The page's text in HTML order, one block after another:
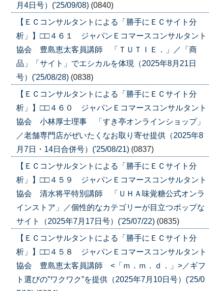
月4日号）('25/09/08) (0840)
【ＥＣコンサルタントによる「勝手にＥＣサイト分
析」】□□４６１ ジャパンＥコマースコンサルタント
協会 豊島恵太客員講師 「ＴＵＴＩＥ．」／「商
品」「サイト」でエシカルを体現（2025年8月21日
号）('25/08/28) (0838)
【ＥＣコンサルタントによる「勝手にＥＣサイト分
析」】□□４６０ ジャパンＥコマースコンサルタント
協会 小林厚士理事 「すき亭オンラインショップ」
／老舗専門店がぜいたくなお取り寄せ提供（2025年8
月7日・14日合併号）('25/08/21) (0837)
【ＥＣコンサルタントによる「勝手にＥＣサイト分
析」】□□４５９ ジャパンＥコマースコンサルタント
協会 清水将平特別講師 「ＵＨＡ味覚糖公式オンラ
インストア」／個性的なカテゴリーが目立つポップな
サイト（2025年7月17日号）('25/07/22) (0835)
【ＥＣコンサルタントによる「勝手にＥＣサイト分
析」】□□４５８ ジャパンＥコマースコンサルタント
協会 豊島恵太客員講師 <「ｍ．ｍ．ｄ．」>／ギフ
ト選びの”ワクワク”を提供（2025年7月10日号）('25/0